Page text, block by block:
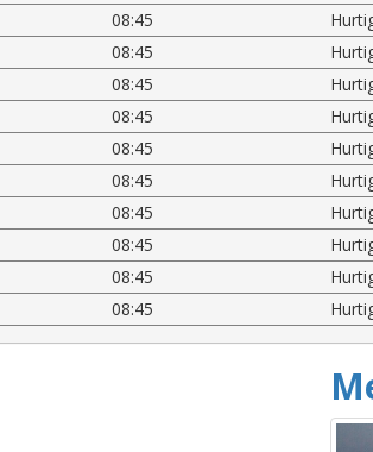
08:45
08:45
08:45
08:45
08:45
08:45
08:45
08:45
08:45
08:45